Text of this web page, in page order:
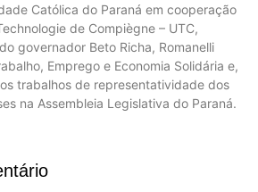
Católica do Paraná em cooperação
de Compiègne – UTC,
governador Beto Richa, Romanelli
Emprego e Economia Solidária e,
trabalhos de representatividade dos
na Assembleia Legislativa do Paraná.